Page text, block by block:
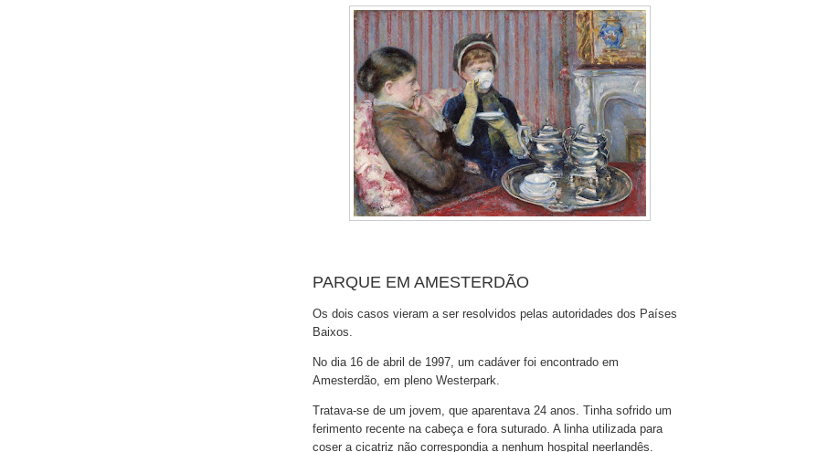
PARQUE EM AMESTERDÃO
Os dois casos vieram a ser resolvidos pelas autoridades dos Países
Baixos.
No dia 16 de abril de 1997, um cadáver foi encontrado em
Amesterdão, em pleno Westerpark.
Tratava-se de um jovem, que aparentava 24 anos. Tinha sofrido um
ferimento recente na cabeça e fora suturado. A linha utilizada para
coser a cicatriz não correspondia a nenhum hospital neerlandês.